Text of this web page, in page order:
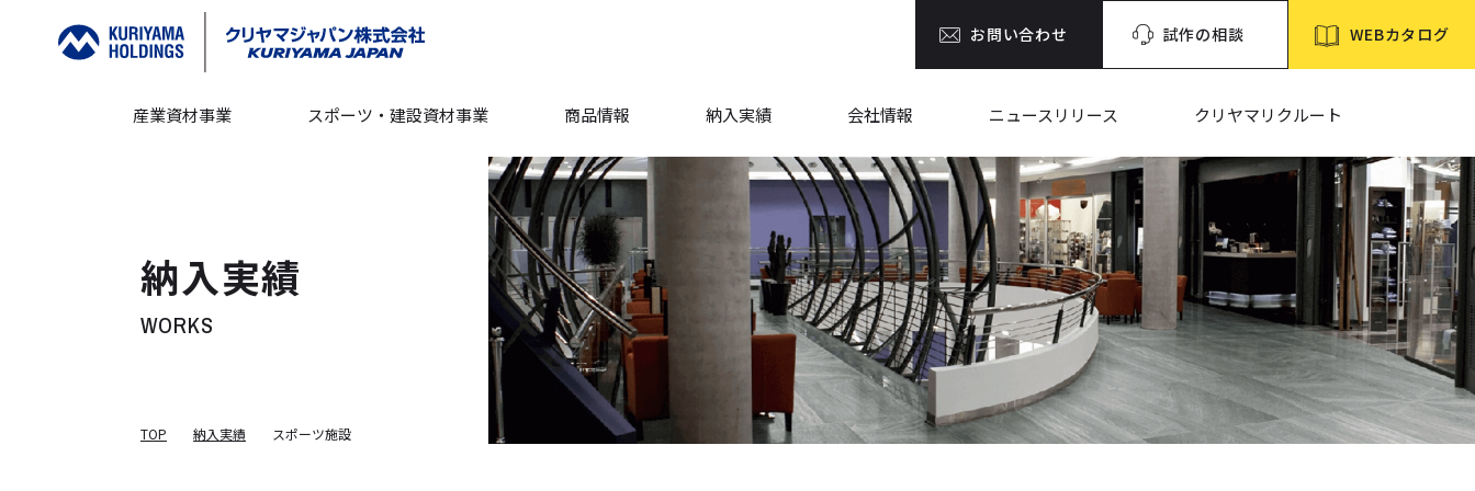
お問い合わせ 試作の相談 WEBカタログ
産業資材事業 スポーツ・建設資材事業 商品情報 納入実績 会社情報 ニュースリリース クリヤマリクルート
納入実績
WORKS
TOP 納入実績 スポーツ施設